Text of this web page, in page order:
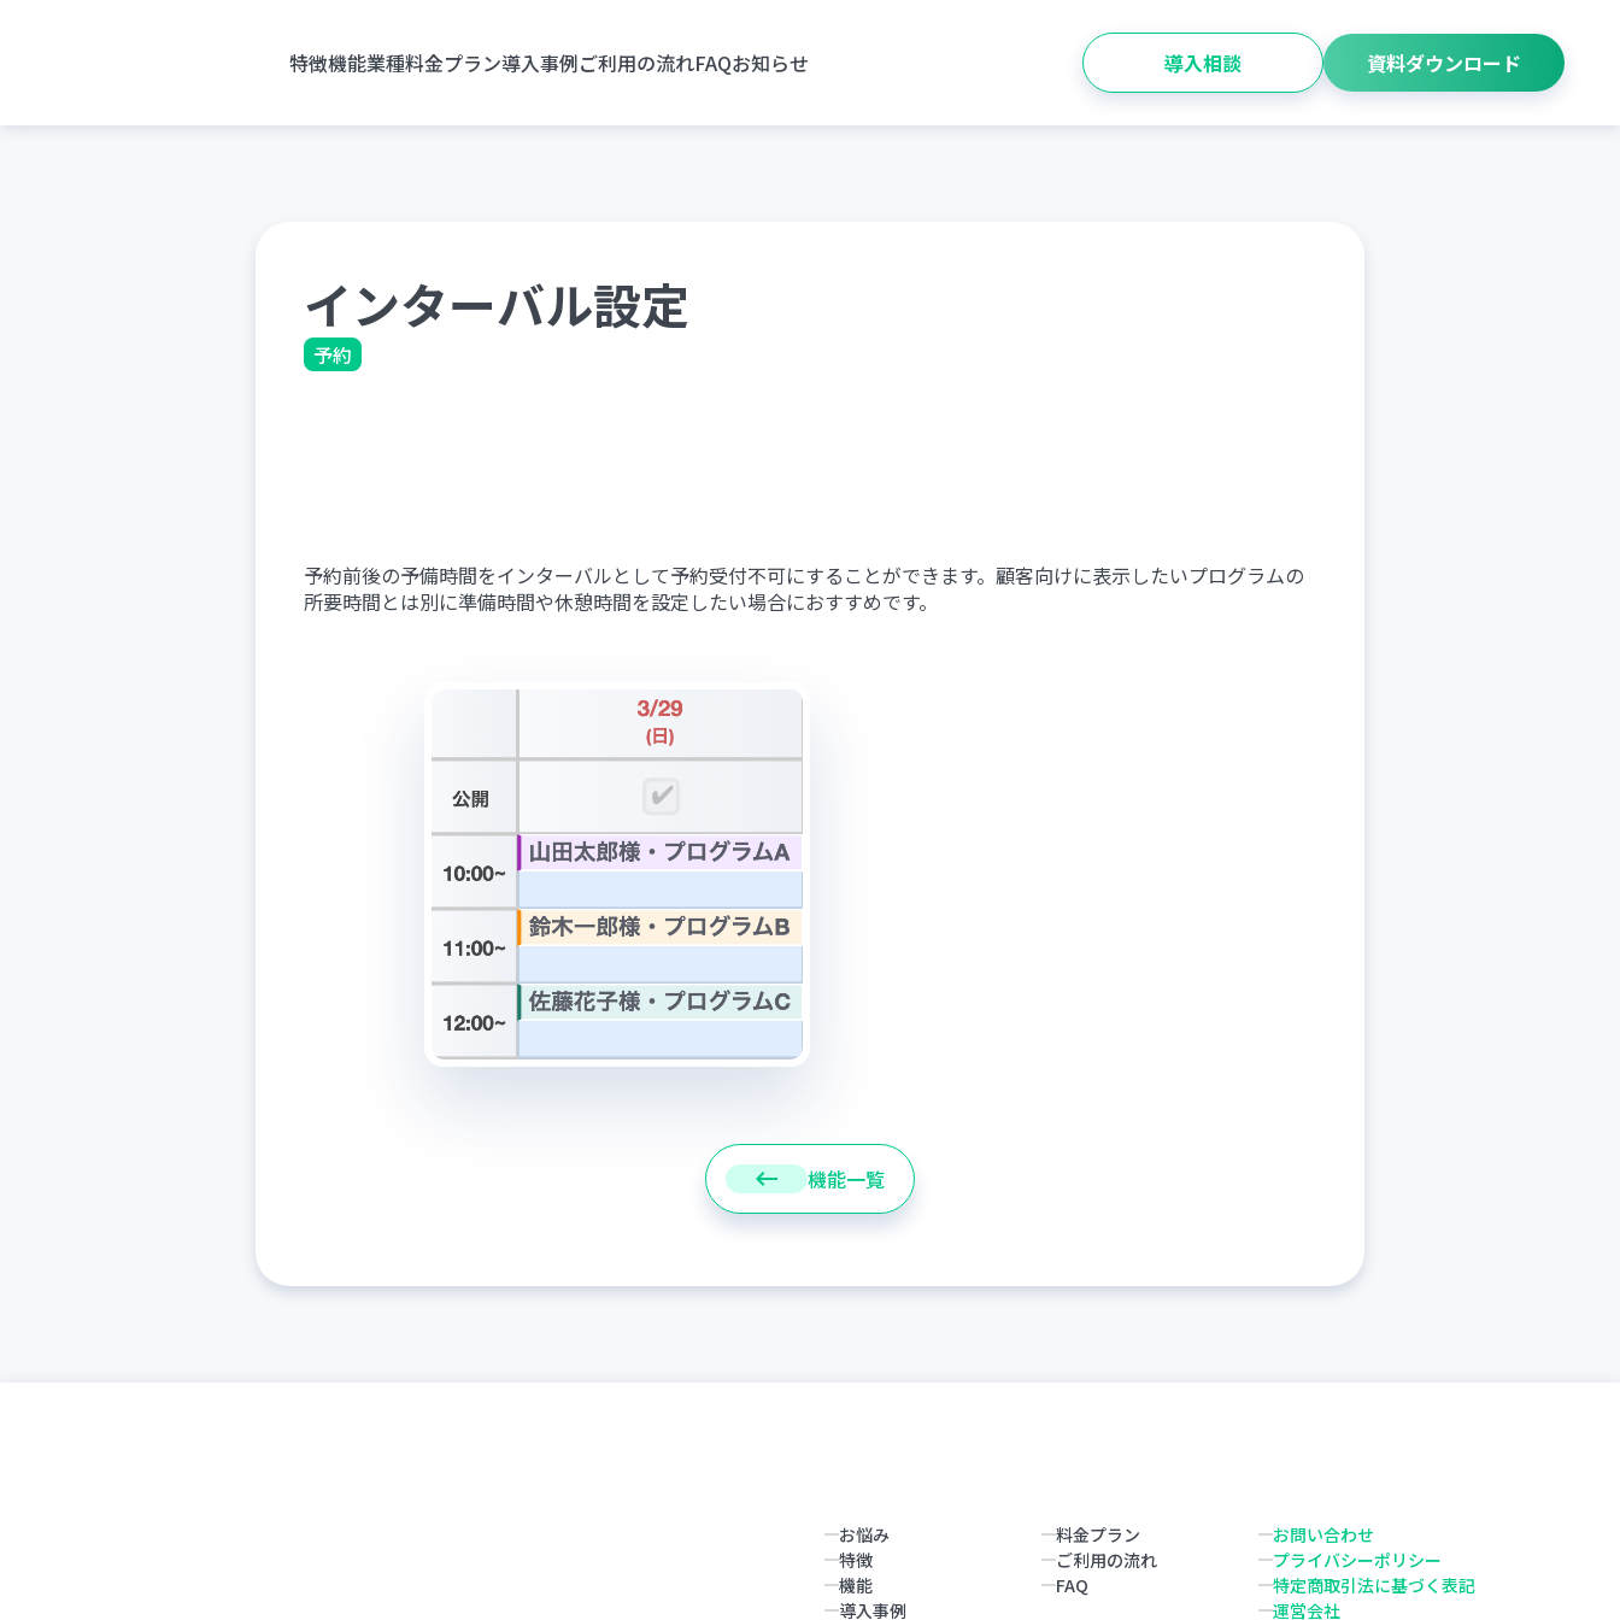
特徴機能業種料金プラン導入事例ご利用の流れFAQお知らせ 導入相談 資料ダウンロード
インターバル設定
予約
予約前後の予備時間をインターバルとして予約受付不可にすることができます。顧客向けに表示したいプログラムの
所要時間とは別に準備時間や休憩時間を設定したい場合におすすめです。
keyboard_backspace 機能一覧
お悩み
特徴
機能
導入事例
料金プラン
ご利用の流れ
FAQ
お問い合わせ
プライバシーポリシー
特定商取引法に基づく表記
運営会社